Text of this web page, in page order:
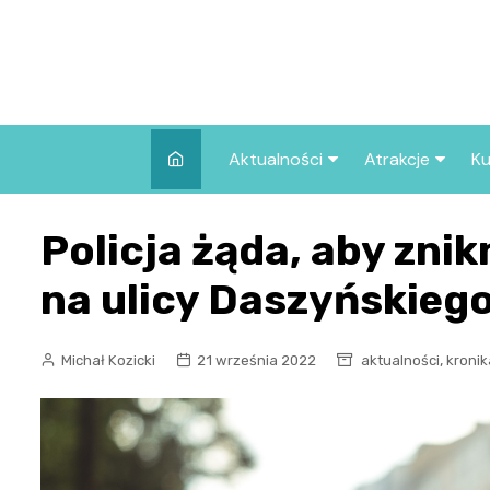
Aktualności
Wszystkie wpisy
Atrakcje
we Wrocławiu
Co warto
Wrocławiu?
Policja żąda, aby
na ulicy
Michał Kozicki 21 września 2022 aktualności,